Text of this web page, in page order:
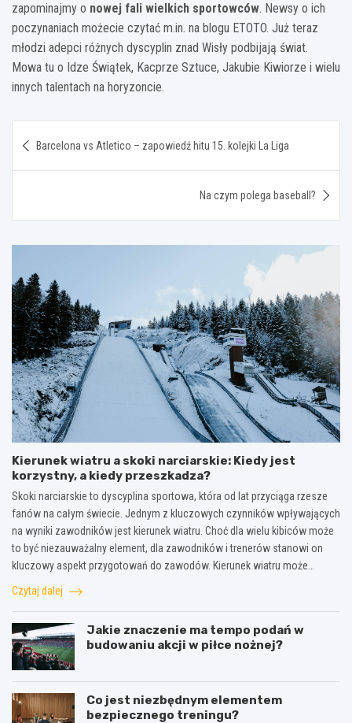
zapominajmy o nowej fali wielkich sportowców. Newsy o ich
poczynaniach możecie czytać m.in. na blogu ETOTO. Już teraz
młodzi adepci różnych dyscyplin znad Wisły podbijają świat.
Mowa tu o Idze Świątek, Kacprze Sztuce, Jakubie Kiwiorze i wielu
innych talentach na horyzoncie.
wpisu
Barcelona vs Atletico – zapowiedź hitu 15. kolejki La Liga
Na czym polega baseball?
Kierunek wiatru a skoki narciarskie: Kiedy jest
korzystny, a kiedy przeszkadza?
Skoki narciarskie to dyscyplina sportowa, która od lat przyciąga rzesze
fanów na całym świecie. Jednym z kluczowych czynników wpływających
na wyniki zawodników jest kierunek wiatru. Choć dla wielu kibiców może
to być niezauważalny element, dla zawodników i trenerów stanowi on
kluczowy aspekt przygotowań do zawodów. Kierunek wiatru może…
Czytaj dalej
Jakie znaczenie ma tempo podań w
budowaniu akcji w piłce nożnej?
Co jest niezbędnym elementem
bezpiecznego treningu?